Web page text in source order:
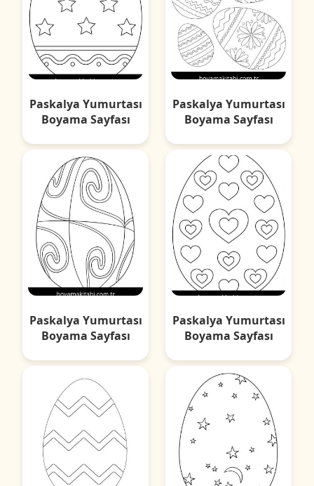
Paskalya Yumurtası
Boyama Sayfası
Paskalya Yumurtası
Boyama Sayfası
Paskalya Yumurtası
Boyama Sayfası
Paskalya Yumurtası
Boyama Sayfası